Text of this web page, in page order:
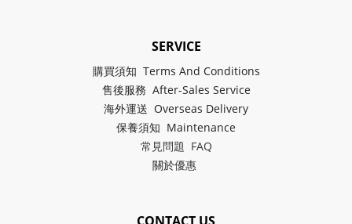
SERVICE
購買須知 Terms And Conditions
售後服務 After-Sales Service
海外運送 Overseas Delivery
保養須知 Maintenance
常見問題 FAQ
關於優惠